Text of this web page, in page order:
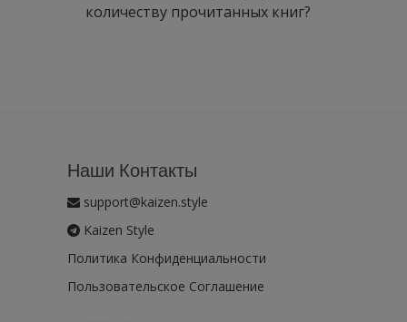
количеству прочитанных книг?
Наши Контакты
support@kaizen.style
Kaizen Style
Политика Конфиденциальности
Пользовательское Соглашение